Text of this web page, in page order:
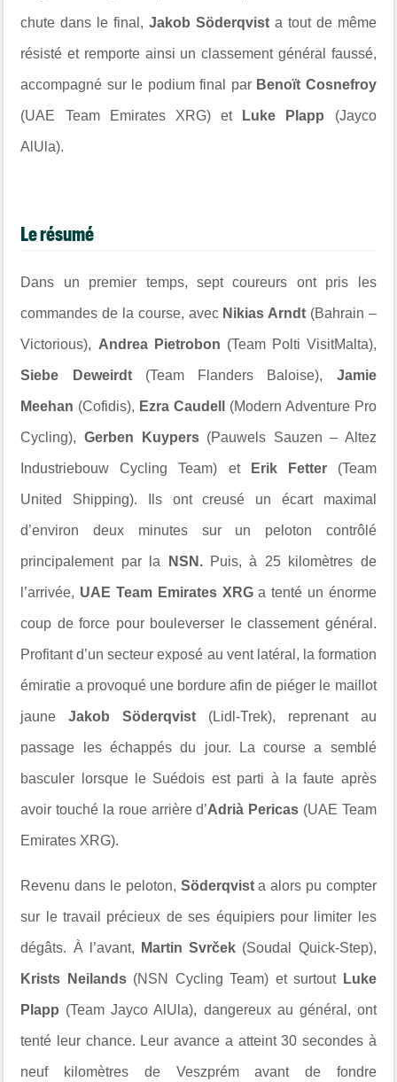
chute dans le final,Jakob Söderqvista tout de même
résisté et remporte ainsi un classement général faussé,
accompagné sur le podium final par Benoït Cosnefroy
(UAE Team Emirates XRG) et Luke Plapp (Jayco
AlUla).
Le résumé
Dans un premier temps, sept coureurs ont pris les
commandes de la course, avec Nikias Arndt (Bahrain –
Victorious), Andrea Pietrobon (Team Polti VisitMalta),
Siebe Deweirdt(Team Flanders Baloise), Jamie
Meehan (Cofidis), Ezra Caudell (Modern Adventure Pro
Cycling), Gerben Kuypers (Pauwels Sauzen – Altez
Industriebouw Cycling Team) et Erik Fetter(Team
United Shipping). Ils ont creusé un écart maximal
d’environ deux minutes sur un peloton contrôlé
principalement par la NSN. Puis, à 25 kilomètres de
l’arrivée, UAE Team Emirates XRGa tenté un énorme
coup de force pour bouleverser le classement général.
Profitant d’un secteur exposé au vent latéral, la formation
émiratie a provoqué une bordure afin de piéger le maillot
jauneJakob Söderqvist (Lidl-Trek), reprenant au
passage les échappés du jour. La course a semblé
basculer lorsque le Suédois est parti à la faute après
avoir touché la roue arrière d’Adrià Pericas (UAE Team
Emirates XRG).
Revenu dans le peloton, Söderqvista alors pu compter
sur le travail précieux de ses équipiers pour limiter les
dégâts. À l’avant, Martin Svrček (Soudal Quick-Step),
Krists Neilands(NSN Cycling Team) et surtout Luke
Plapp (Team Jayco AlUla), dangereux au général, ont
tenté leur chance. Leur avance a atteint 30 secondes à
neuf kilomètres de Veszprém avant de fondre